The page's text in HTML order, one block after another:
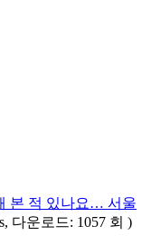
본 적 있나요… 서울
다운로드: 1057 회 )